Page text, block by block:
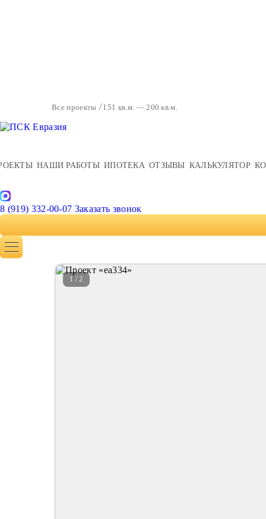
Все проекты 151 кв.м. — 200 кв.м.
НАШИ РАБОТЫ ИПОТЕКА ОТЗЫВЫ КАЛЬКУЛЯТОР
8 (919) 332-00-07 Заказать звонок
1 / 2